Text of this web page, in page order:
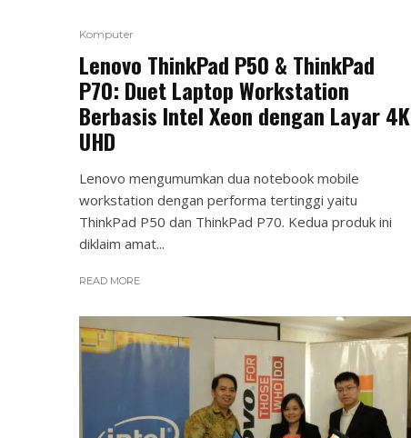
Komputer
Lenovo ThinkPad P50 & ThinkPad
P70: Duet Laptop Workstation
Berbasis Intel Xeon dengan Layar 4K
UHD
Lenovo mengumumkan dua notebook mobile
workstation dengan performa tertinggi yaitu
ThinkPad P50 dan ThinkPad P70. Kedua produk ini
diklaim amat...
READ MORE